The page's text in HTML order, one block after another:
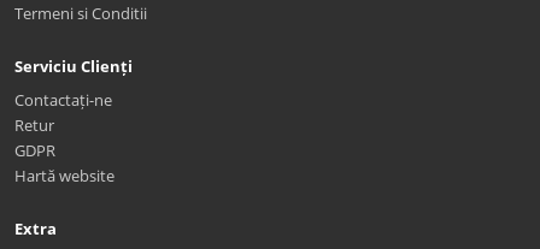
Termeni si Conditii
Serviciu Clienți
Contactați-ne
Retur
GDPR
Hartă website
Extra